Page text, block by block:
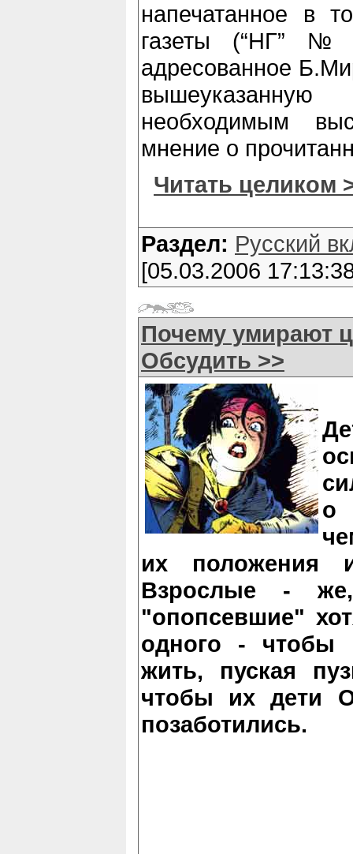
напечатанное в
газеты (“НГ”
адресованное
необходимым
мнение о
Читать целиком
Раздел: Русский
[05.03.2006
Почему умирают
Обсудить >>
о
их положения
Взрослые -
"опопсевшие"
одного - чтобы
жить, пуская
чтобы их дети
позаботились.